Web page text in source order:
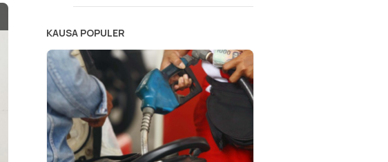
KAUSA POPULER